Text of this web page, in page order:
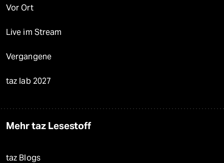
Vor Ort
Live im Stream
Vergangene
taz lab 2027
Mehr taz Lesestoff
taz Blogs